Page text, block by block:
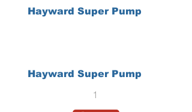
Hayward Super Pump
Hayward Super Pump
1